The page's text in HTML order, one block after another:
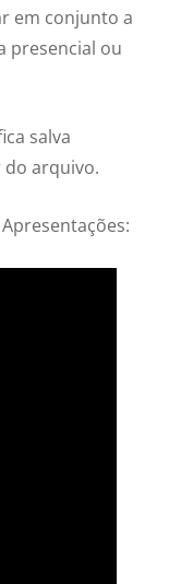
em conjunto a
presencial ou
salva
arquivo.